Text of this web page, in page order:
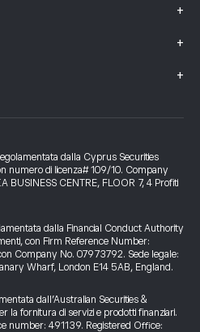
+
+
+
dalla Cyprus Securities
numero di licenza# 109/10. Company
BUSINESS CENTRE, FLOOR 7, 4 Profiti
dalla Financial Conduct Authority
con Firm Reference Number:
Company No. 07973792. Sede legale:
Wharf, London E14 5AB, England.
dall’Australian Securities &
la fornitura di servizi e prodotti finanziari.
number: 491139. Registered Office: